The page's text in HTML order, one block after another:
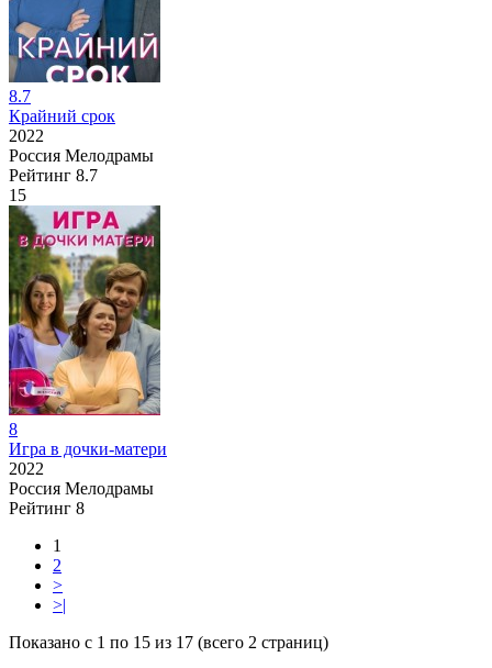
8.7
Крайний срок
2022
Россия Мелодрамы
Рейтинг 8.7
15
8
Игра в дочки-матери
2022
Россия Мелодрамы
Рейтинг 8
1
2
>
>|
Показано с 1 по 15 из 17 (всего 2 страниц)